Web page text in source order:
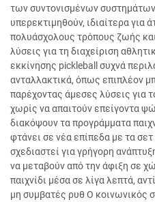
των συντονισμένων
υπερεκτιμηθούν, ιδιαίτερα για
πολυάσχολους τρόπους ζωής
λύσεις για τη διαχείριση
εκκίνησης pickleball συχνά
ανταλλακτικά, όπως επιπλέον
παρέχοντας άμεσες λύσεις για
χωρίς να απαιτούν επείγοντα
διακόψουν τα προγράμματα
φτάνει σε νέα επίπεδα με τα
σχεδιαστεί για γρήγορη
να μεταβούν από την άφιξη σε
παιχνίδι μέσα σε λίγα λεπτά,
μη συμβατές ρυθ Ο κοινωνικός